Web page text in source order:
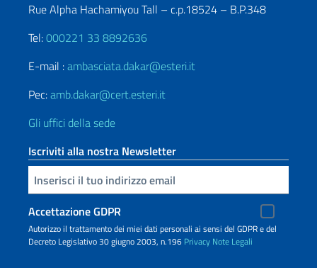
Rue Alpha Hachamiyou Tall – c.p.18524 – B.P.348
Tel:000221 33 8892636
E-mail :ambasciata.dakar@esteri.it
Pec:amb.dakar@cert.esteri.it
Gli uffici della sede
Iscriviti alla nostra Newsletter
Inserisci la tua email
Accettazione GDPR
Autorizzo il trattamento dei miei dati personali ai sensi del GDPR e del
Decreto Legislativo 30 giugno 2003, n.196 Privacy Note Legali